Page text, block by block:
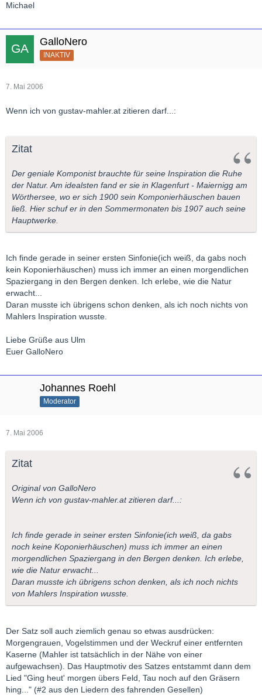
Michael
GalloNero
INAKTIV
7. Mai 2006
Wenn ich von gustav-mahler.at zitieren darf...:
Zitat
Der geniale Komponist brauchte für seine Inspiration die Ruhe
der Natur. Am idealsten fand er sie in Klagenfurt - Maiernigg am
Wörthersee, wo er sich 1900 sein Komponierhäuschen bauen
ließ. Hier schuf er in den Sommermonaten bis 1907 auch seine
Hauptwerke.
Ich finde gerade in seiner ersten Sinfonie(ich weiß, da gabs noch
kein Koponierhäuschen) muss ich immer an einen morgendlichen
Spaziergang in den Bergen denken. Ich erlebe, wie die Natur
erwacht...
Daran musste ich übrigens schon denken, als ich noch nichts von
Mahlers Inspiration wusste.
Liebe Grüße aus Ulm
Euer GalloNero
Johannes Roehl
Moderator
7. Mai 2006
Zitat
Original von GalloNero
Wenn ich von gustav-mahler.at zitieren darf...:
Ich finde gerade in seiner ersten Sinfonie(ich weiß, da gabs
noch keine Koponierhäuschen) muss ich immer an einen
morgendlichen Spaziergang in den Bergen denken. Ich erlebe,
wie die Natur erwacht...
Daran musste ich übrigens schon denken, als ich noch nichts
von Mahlers Inspiration wusste.
Der Satz soll auch ziemlich genau so etwas ausdrücken:
Morgengrauen, Vogelstimmen und der Weckruf einer entfernten
Kaserne (Mahler ist tatsächlich in der Nähe von einer
aufgewachsen). Das Hauptmotiv des Satzes entstammt dann dem
Lied "Ging heut' morgen übers Feld, Tau noch auf den Gräsern
hing..." (#2 aus den Liedern des fahrenden Gesellen)